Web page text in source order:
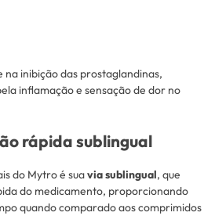
inibição das prostaglandinas,
inflamação e sensação de dor no
rápida sublingual
do Mytro é suavia sublingual, que
do medicamento, proporcionando
quando comparado aos comprimidos